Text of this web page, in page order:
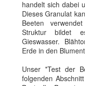
handelt sich dabei
Dieses Granulat
Beeten
Struktur bildet
Gieswasser.
Erde in den
Unser *Test der
folgenden